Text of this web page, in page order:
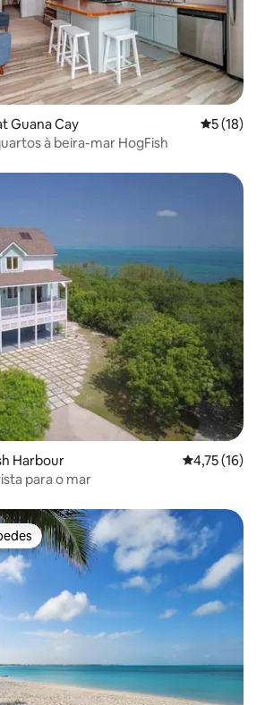
Guana Cay 5 de uma
5 (18)
à beira-mar HogFish
Harbour 4,75 de uma
4,75 (16)
para o mar